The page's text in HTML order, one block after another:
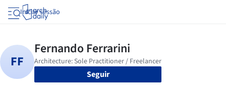
Iniciar sessão
Seguir